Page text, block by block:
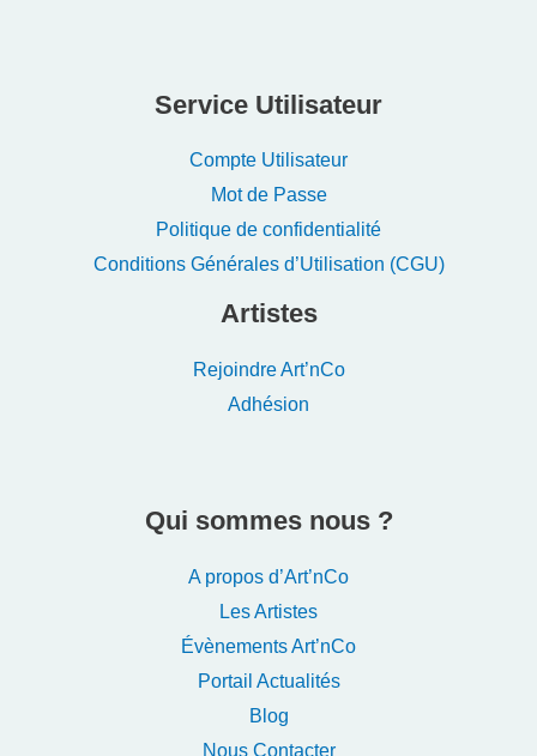
Service Utilisateur
Compte Utilisateur
Mot de Passe
Politique de confidentialité
Conditions Générales d’Utilisation (CGU)
Artistes
Rejoindre Art’nCo
Adhésion
Qui sommes nous ?
A propos d’Art’nCo
Les Artistes
Évènements Art’nCo
Portail Actualités
Blog
Nous Contacter